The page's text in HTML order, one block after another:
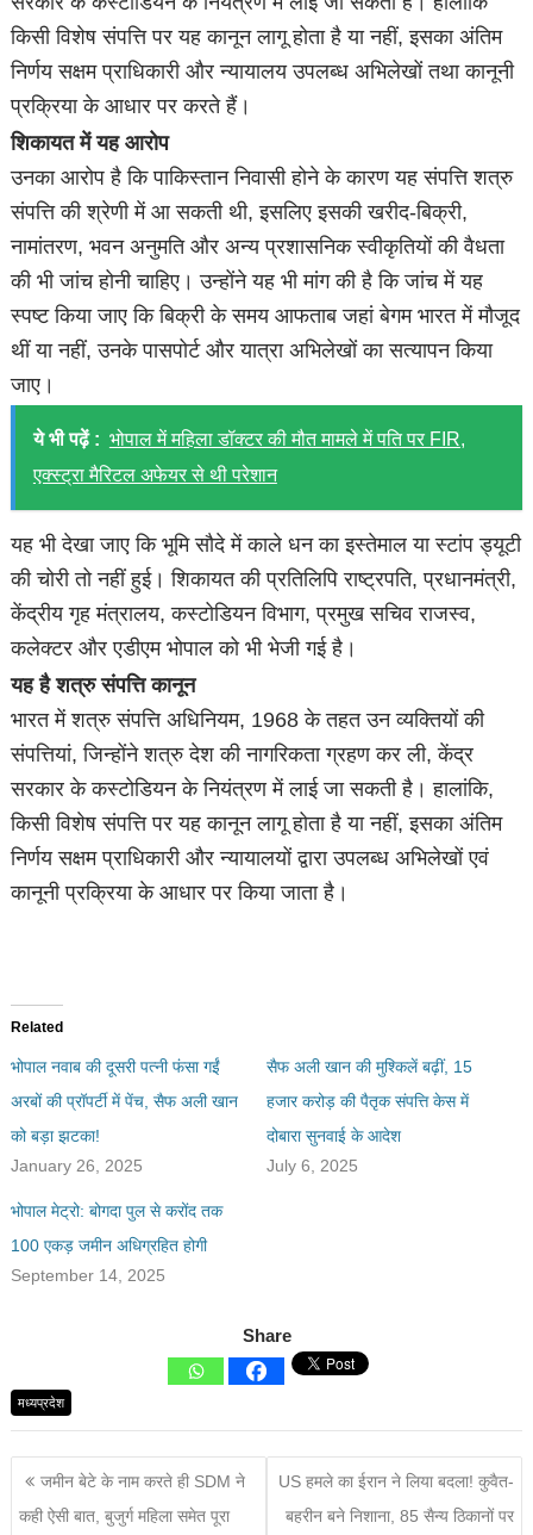
किसी विशेष संपत्ति पर यह कानून लागू होता है या नहीं, इसका अंतिम
निर्णय सक्षम प्राधिकारी और न्यायालय उपलब्ध अभिलेखों तथा कानूनी
प्रक्रिया के आधार पर करते हैं।
शिकायत में यह आरोप
उनका आरोप है कि पाकिस्तान निवासी होने के कारण यह संपत्ति शत्रु
संपत्ति की श्रेणी में आ सकती थी, इसलिए इसकी खरीद-बिक्री,
नामांतरण, भवन अनुमति और अन्य प्रशासनिक स्वीकृतियों की वैधता
की भी जांच होनी चाहिए। उन्होंने यह भी मांग की है कि जांच में यह
स्पष्ट किया जाए कि बिक्री के समय आफताब जहां बेगम भारत में मौजूद
थीं या नहीं, उनके पासपोर्ट और यात्रा अभिलेखों का सत्यापन किया
जाए।
ये भी पढ़ें : भोपाल में महिला डॉक्टर की मौत मामले में पति पर FIR,
एक्स्ट्रा मैरिटल अफेयर से थी परेशान
यह भी देखा जाए कि भूमि सौदे में काले धन का इस्तेमाल या स्टांप ड्यूटी
की चोरी तो नहीं हुई। शिकायत की प्रतिलिपि राष्ट्रपति, प्रधानमंत्री,
केंद्रीय गृह मंत्रालय, कस्टोडियन विभाग, प्रमुख सचिव राजस्व,
कलेक्टर और एडीएम भोपाल को भी भेजी गई है।
यह है शत्रु संपत्ति कानून
भारत में शत्रु संपत्ति अधिनियम, 1968 के तहत उन व्यक्तियों की
संपत्तियां, जिन्होंने शत्रु देश की नागरिकता ग्रहण कर ली, केंद्र
सरकार के कस्टोडियन के नियंत्रण में लाई जा सकती है। हालांकि,
किसी विशेष संपत्ति पर यह कानून लागू होता है या नहीं, इसका अंतिम
निर्णय सक्षम प्राधिकारी और न्यायालयों द्वारा उपलब्ध अभिलेखों एवं
कानूनी प्रक्रिया के आधार पर किया जाता है।
Related
भोपाल नवाब की दूसरी पत्नी फंसा गईं
अरबों की प्रॉपर्टी में पेंच, सैफ अली खान
को बड़ा झटका!
January 26, 2025
सैफ अली खान की मुश्किलें बढ़ीं, 15
हजार करोड़ की पैतृक संपत्ति केस में
दोबारा सुनवाई के आदेश
July 6, 2025
भोपाल मेट्रो: बोगदा पुल से करोंद तक
100 एकड़ जमीन अधिग्रहित होगी
September 14, 2025
Share
मध्यप्रदेश
जमीन बेटे के नाम करते ही SDM ने
कही ऐसी बात, बुजुर्ग महिला समेत पूरा
US हमले का ईरान ने लिया बदला! कुवैत-
बहरीन बने निशाना, 85 सैन्य ठिकानों पर